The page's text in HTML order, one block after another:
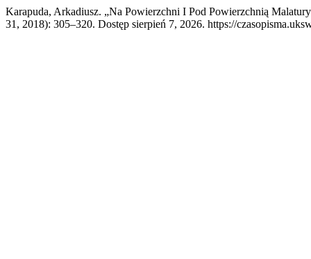
Karapuda, Arkadiusz. „Na Powierzchni I Pod Powierzchnią
31, 2018): 305–320. Dostęp sierpień 7, 2026. https://